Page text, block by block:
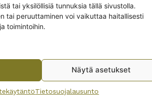
tai yksilöllisiä tunnuksia tällä sivustolla.
tai peruuttaminen voi vaikuttaa haitallisesti
toimintoihin.
Näytä asetukset
Tietosuojalausunto
TOIMITUS ASIAKASKOKEMUKSET
I want the discount
newsletter, you consent to receiving messages from
and confirm that you have read and accepted